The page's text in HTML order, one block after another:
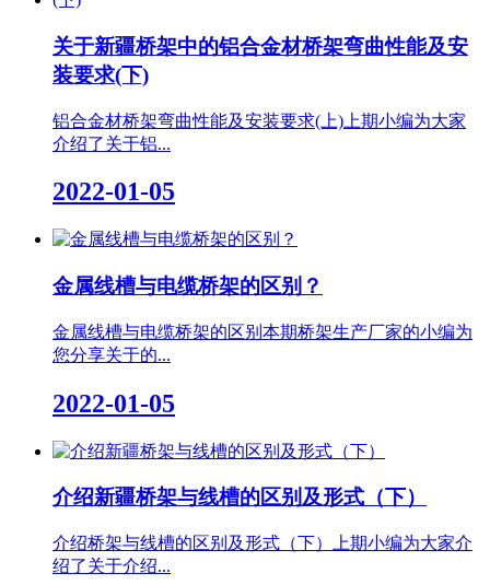
关于新疆桥架中的铝合金材桥架弯曲性能及安
装要求(下)
铝合金材桥架弯曲性能及安装要求(上)上期小编为大家
介绍了关于铝...
2022-01-05
金属线槽与电缆桥架的区别？
金属线槽与电缆桥架的区别本期桥架生产厂家的小编为
您分享关于的...
2022-01-05
介绍新疆桥架与线槽的区别及形式（下）
介绍桥架与线槽的区别及形式（下）上期小编为大家介
绍了关于介绍...